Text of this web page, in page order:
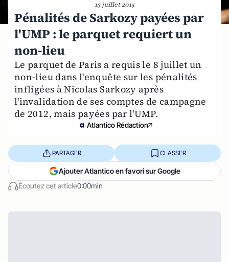
13 juillet 2015
Pénalités de Sarkozy payées par
l'UMP : le parquet requiert un
non-lieu
Le parquet de Paris a requis le 8 juillet un
non-lieu dans l'enquête sur les pénalités
infligées à Nicolas Sarkozy après
l'invalidation de ses comptes de campagne
de 2012, mais payées par l'UMP.
Atlantico Rédaction
Écoutez cet article0:00min
PARTAGER CLASSER
Ajouter Atlantico en favori sur Google